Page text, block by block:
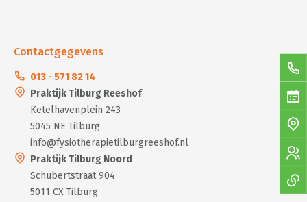
Contactgegevens
013 - 571 82 14
Praktijk Tilburg Reeshof
Ketelhavenplein 243
5045 NE Tilburg
info@fysiotherapietilburgreeshof.nl
Praktijk Tilburg Noord
Schubertstraat 904
5011 CX Tilburg